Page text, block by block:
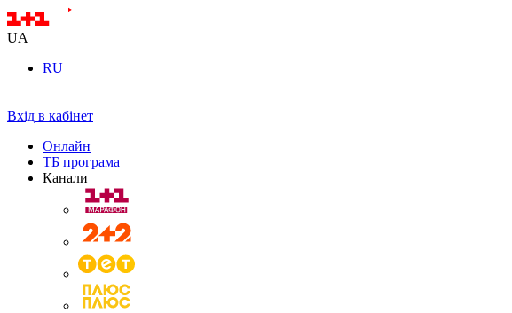
UA
RU
Вхід в кабінет
Онлайн
ТБ програма
Канали